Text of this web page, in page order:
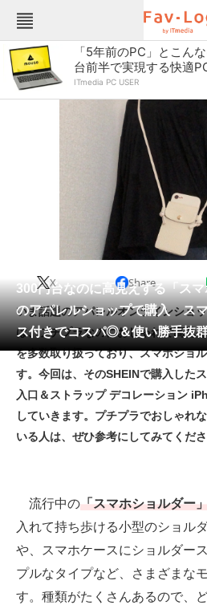
Fav-Logカテゴリー一覧
TOP アウ
インテリア・収納 おも
スイ
スマ
パソコン・タブレット ファ
ペット 家電
工具・DIY 本・
生活家電 生活
空調・季節家電 美容
腕時計 車・
釣り具・釣り用品 食品
注目記事を集めた総合ページ
ITの今と未来を見通す
「5年前のPC」とこん
台前半で実現する快適
ITmedia PC USER
300円台なのに高見えする「ス
のアパレルショップで購入 ス
ス付きでコスパ◎＆使い勝手抜
X Share
いま話題のアパレルオンラインショ
は、プチプラなのにおしゃれで高見
を多数取り扱っており、スマホショ
す。今回は、そのSHEINで購入した
入口＆ストラップ デコレーション
していきます。プチプラでおしゃれ
いる人は、ぜひ参考にしてみてくださ
流行中の「スマホショルダー
入れて持ち歩ける小型のショル
や、スマホケースにショルダー
プルなタイプなど、さまざまな
す。種類がたくさんあるので、